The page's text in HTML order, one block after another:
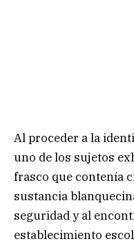
Al proceder a la
uno de los sujetos
frasco que contenía
sustancia
seguridad y al
establecimiento